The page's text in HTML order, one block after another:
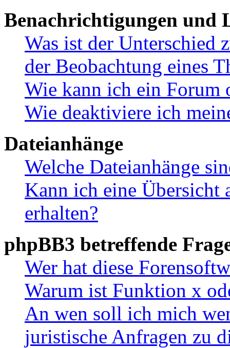
Benachrichtigungen und
Was ist der Unterschied
der Beobachtung eines
Wie kann ich ein Forum
Wie deaktiviere ich
Dateianhänge
Welche Dateianhänge
Kann ich eine Übersicht
erhalten?
phpBB3 betreffende
Wer hat diese
Warum ist Funktion x
An wen soll ich mich
juristische Anfragen zu